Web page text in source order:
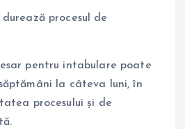
procesul de
pentru intabulare poate
la câteva luni, în
procesului și de